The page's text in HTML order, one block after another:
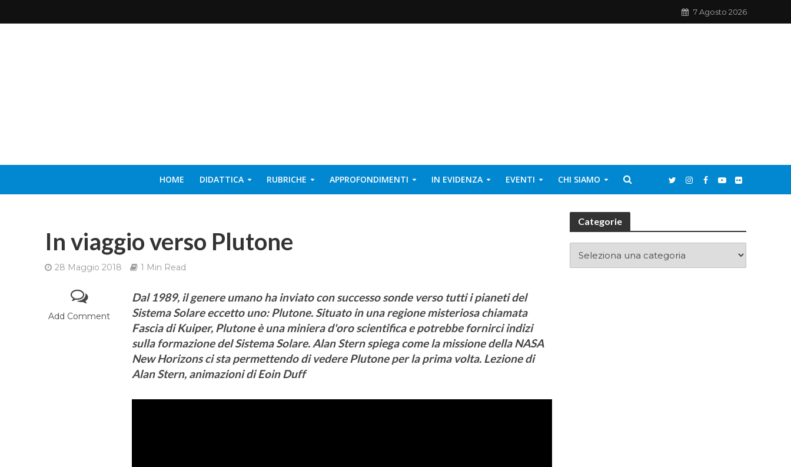
7 Agosto 2026
HOME DIDATTICA RUBRICHE APPROFONDIMENTI IN EVIDENZA EVENTI CHI SIAMO
In viaggio verso Plutone
28 Maggio 2018 1 Min Read
Add Comment
Dal 1989, il genere umano ha inviato con successo sonde verso tutti i pianeti del
Sistema Solare eccetto uno: Plutone. Situato in una regione misteriosa chiamata
Fascia di Kuiper, Plutone è una miniera d'oro scientifica e potrebbe fornirci indizi
sulla formazione del Sistema Solare. Alan Stern spiega come la missione della NASA
New Horizons ci sta permettendo di vedere Plutone per la prima volta. Lezione di
Alan Stern, animazioni di Eoin Duff
Categorie